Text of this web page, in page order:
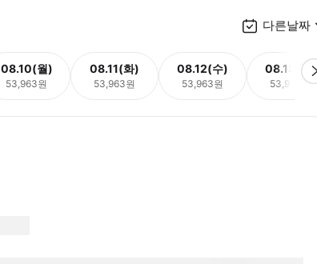
다른날짜
08.10(월)
53,963원
08.11(화)
53,963원
08.12(수)
53,963원
08.13(목)
53,963원